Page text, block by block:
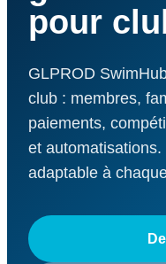
pour
GLPROD
club : membres,
paiements,
et
adaptable à